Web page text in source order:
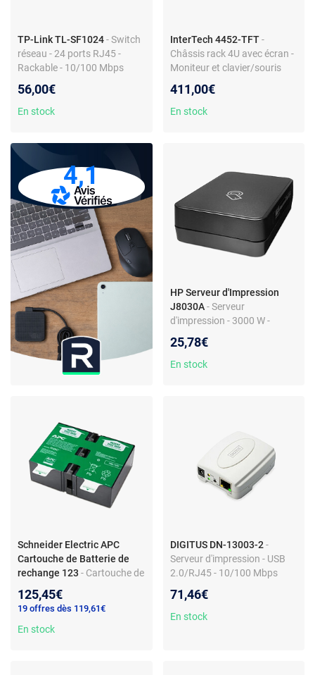
TP-Link TL-SF1024- Switch
réseau - 24 ports RJ45 -
Rackable - 10/100 Mbps
56,00€
En stock
InterTech 4452-TFT -
Châssis rack 4U avec écran -
Moniteur et clavier/souris
411,00€
En stock
4,1
HP Serveur d'Impression
J8030A - Serveur
d'impression - 3000 W -
2.0/USB-A 3.2 - Noir
25,78€
En stock
Schneider Electric APC
Cartouche de Batterie de
rechange 123 - Cartouche de
rechange
125,45€
19 offres dès 119,61€
En stock
DIGITUS DN-13003-2 -
Serveur d'impression - USB
2.0/RJ45 - 10/100 Mbps
71,46€
En stock